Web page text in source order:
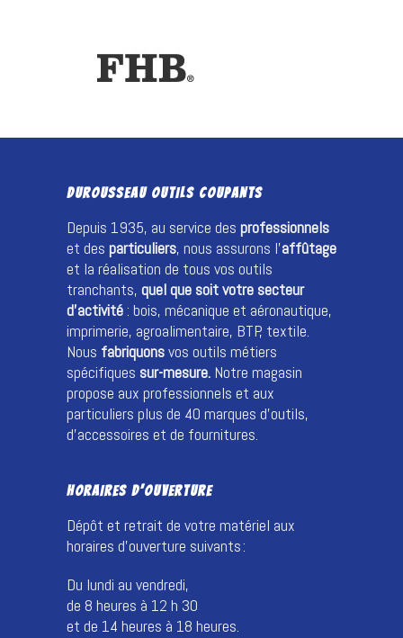
DUROUSSEAU OUTILS COUPANTS
Depuis 1935, au service des professionnels
et des particuliers, nous assurons l’affûtage
et la réalisation de tous vos outils
tranchants, quel que soit votre secteur
d’activité: bois, mécanique et aéronautique,
imprimerie, agroalimentaire, BTP, textile.
Nous fabriquonsvos outils métiers
spécifiques sur-mesure. Notre magasin
propose aux professionnels et aux
particuliers plus de 40 marques d’outils,
d’accessoires et de fournitures.
HORAIRES D’OUVERTURE
Dépôt et retrait de votre matériel aux
horaires d’ouverture suivants :
Du lundi au vendredi,
de 8 heures à 12 h 30
et de 14 heures à 18 heures.